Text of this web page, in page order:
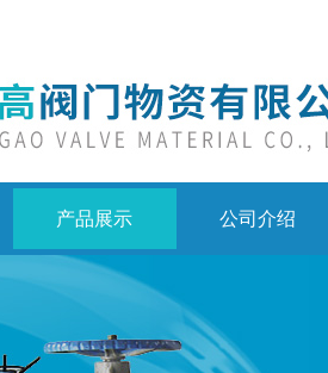
产品展示 公司介绍